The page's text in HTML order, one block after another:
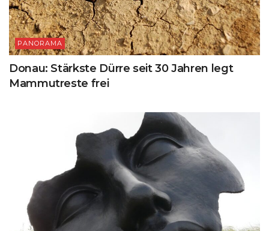
PANORAMA
Donau: Stärkste Dürre seit 30 Jahren legt
Mammutreste frei